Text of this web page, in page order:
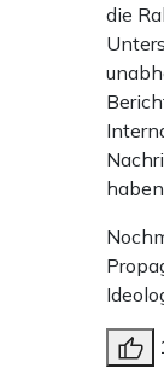
Einmalig
Apollo
die